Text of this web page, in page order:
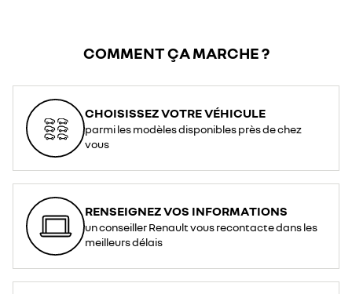
COMMENT ÇA MARCHE ?
CHOISISSEZ VOTRE VÉHICULE
parmi les modèles disponibles près de chez
vous
RENSEIGNEZ VOS INFORMATIONS
un conseiller Renault vous recontacte dans les
meilleurs délais